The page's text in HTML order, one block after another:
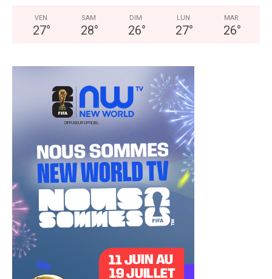
VEN
27°
SAM
28°
DIM
26°
LUN
27°
MAR
26°